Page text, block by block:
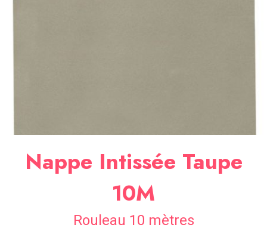
Nappe Intissée Taupe
10M
Rouleau 10 mètres